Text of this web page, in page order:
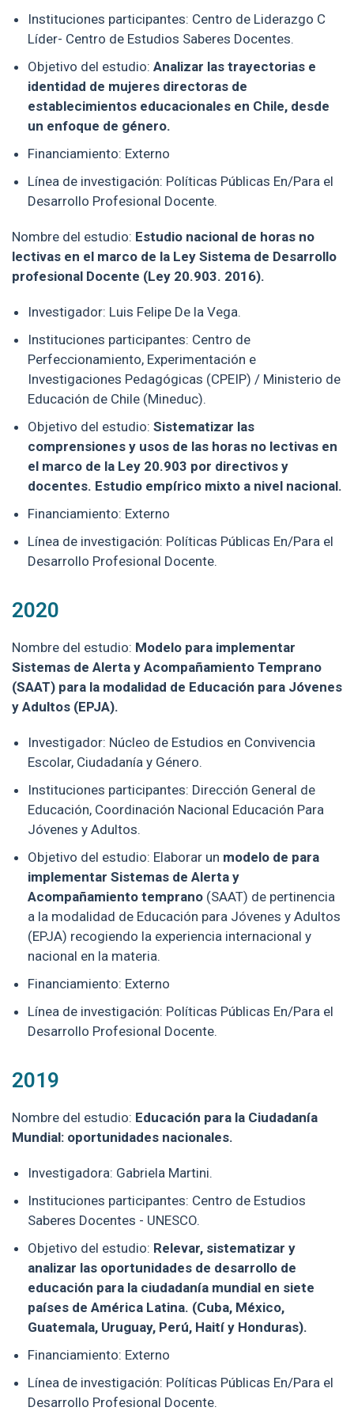
Instituciones participantes: Centro de Liderazgo C
Líder- Centro de Estudios Saberes Docentes.
Objetivo del estudio: Analizar las trayectorias e
identidad de mujeres directoras de
establecimientos educacionales en Chile, desde
un enfoque de género.
Financiamiento: Externo
Línea de investigación: Políticas Públicas En/Para el
Desarrollo Profesional Docente.
Nombre del estudio: Estudio nacional de horas no
lectivas en el marco de la Ley Sistema de Desarrollo
profesional Docente (Ley 20.903. 2016).
Investigador: Luis Felipe De la Vega.
Instituciones participantes: Centro de
Perfeccionamiento, Experimentación e
Investigaciones Pedagógicas (CPEIP) / Ministerio de
Educación de Chile (Mineduc).
Objetivo del estudio: Sistematizar las
comprensiones y usos de las horas no lectivas en
el marco de la Ley 20.903 por directivos y
docentes. Estudio empírico mixto a nivel nacional.
Financiamiento: Externo
Línea de investigación: Políticas Públicas En/Para el
Desarrollo Profesional Docente.
2020
Nombre del estudio: Modelo para implementar
Sistemas de Alerta y Acompañamiento Temprano
(SAAT) para la modalidad de Educación para Jóvenes
y Adultos (EPJA).
Investigador: Núcleo de Estudios en Convivencia
Escolar, Ciudadanía y Género.
Instituciones participantes: Dirección General de
Educación, Coordinación Nacional Educación Para
Jóvenes y Adultos.
Objetivo del estudio: Elaborar un modelo de para
implementar Sistemas de Alerta y
Acompañamiento temprano (SAAT) de pertinencia
a la modalidad de Educación para Jóvenes y Adultos
(EPJA) recogiendo la experiencia internacional y
nacional en la materia.
Financiamiento: Externo
Línea de investigación: Políticas Públicas En/Para el
Desarrollo Profesional Docente.
2019
Nombre del estudio: Educación para la Ciudadanía
Mundial: oportunidades nacionales.
Investigadora: Gabriela Martini.
Instituciones participantes: Centro de Estudios
Saberes Docentes - UNESCO.
Objetivo del estudio: Relevar, sistematizar y
analizar las oportunidades de desarrollo de
educación para la ciudadanía mundial en siete
países de América Latina. (Cuba, México,
Guatemala, Uruguay, Perú, Haití y Honduras).
Financiamiento: Externo
Línea de investigación: Políticas Públicas En/Para el
Desarrollo Profesional Docente.